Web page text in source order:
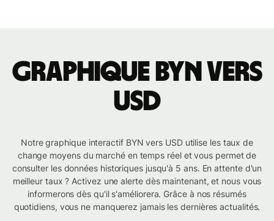
Graphique BYN vers
USD
Notre graphique interactif BYN vers USD utilise les taux de
change moyens du marché en temps réel et vous permet de
consulter les données historiques jusqu'à 5 ans. En attente d'un
meilleur taux ? Activez une alerte dès maintenant, et nous vous
informerons dès qu'il s'améliorera. Grâce à nos résumés
quotidiens, vous ne manquerez jamais les dernières actualités.